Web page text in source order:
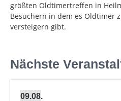
größten Oldtimertreffen in
Besuchern in dem es Oldtimer
versteigern gibt.
Nächste
09.08.